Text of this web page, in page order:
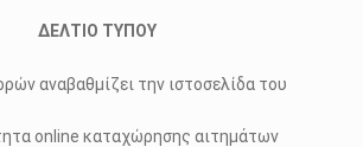
ΔΕΛΤΙΟ ΤΥΠΟΥ
αναβαθμίζει την ιστοσελίδα του
online καταχώρησης αιτημάτων